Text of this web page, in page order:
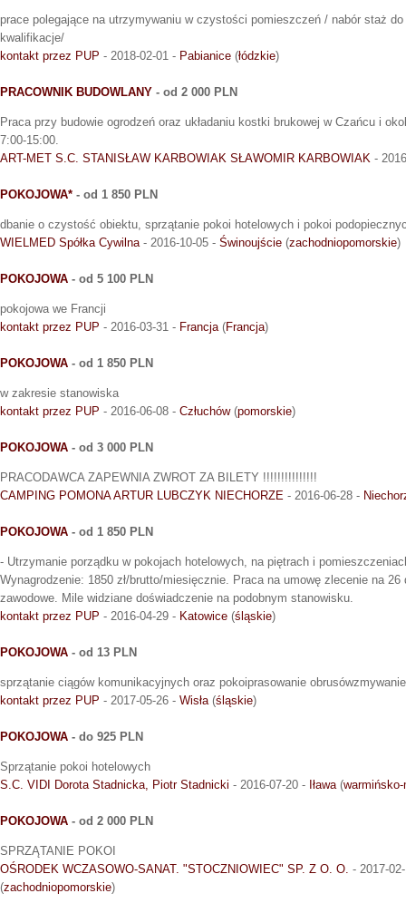
prace polegające na utrzymywaniu w czystości pomieszczeń / nabór staż
kwalifikacje/
kontakt przez PUP - 2018-02-01 - Pabianice (łódzkie)
PRACOWNIK BUDOWLANY - od 2 000 PLN
Praca przy budowie ogrodzeń oraz układaniu kostki brukowej w Czańcu i
7:00-15:00.
ART-MET S.C. STANISŁAW KARBOWIAK SŁAWOMIR KARBOWIAK -
POKOJOWA* - od 1 850 PLN
dbanie o czystość obiektu, sprzątanie pokoi hotelowych i pokoi
WIELMED Spółka Cywilna - 2016-10-05 - Świnoujście (zachodniopomorskie)
POKOJOWA - od 5 100 PLN
pokojowa we Francji
kontakt przez PUP - 2016-03-31 - Francja (Francja)
POKOJOWA - od 1 850 PLN
w zakresie stanowiska
kontakt przez PUP - 2016-06-08 - Człuchów(pomorskie)
POKOJOWA - od 3 000 PLN
PRACODAWCA ZAPEWNIA ZWROT ZA BILETY !!!!!!!!!!!!!!!
CAMPING POMONA ARTUR LUBCZYK NIECHORZE - 2016-06-28 -
POKOJOWA - od 1 850 PLN
- Utrzymanie porządku w pokojach hotelowych, na piętrach i
Wynagrodzenie: 1850 zł/brutto/miesięcznie. Praca na umowę zlecenie na 26
zawodowe. Mile widziane doświadczenie na podobnym stanowisku.
kontakt przez PUP - 2016-04-29 - Katowice (śląskie)
POKOJOWA - od 13 PLN
sprzątanie ciągów komunikacyjnych oraz pokoiprasowanie
kontakt przez PUP - 2017-05-26 - Wisła (śląskie)
POKOJOWA - do 925 PLN
Sprzątanie pokoi hotelowych
S.C. VIDI Dorota Stadnicka, Piotr Stadnicki - 2016-07-20 - Iława (
POKOJOWA - od 2 000 PLN
SPRZĄTANIE POKOI
OŚRODEK WCZASOWO-SANAT. "STOCZNIOWIEC" SP. Z O. O. - 2017-
(zachodniopomorskie)